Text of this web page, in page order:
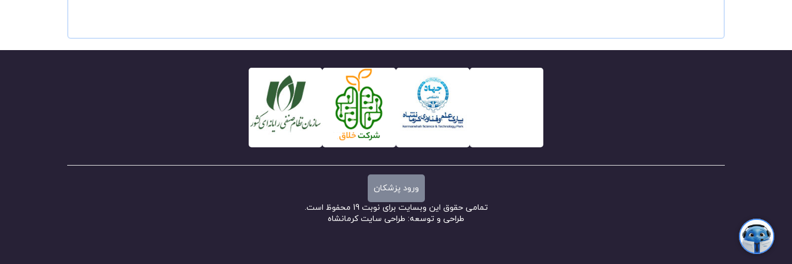
ورود پزشکان
تمامی حقوق این وبسایت برای نوبت 19 محفوظ است.
طراحی و توسعه: طراحی سایت کرمانشاه